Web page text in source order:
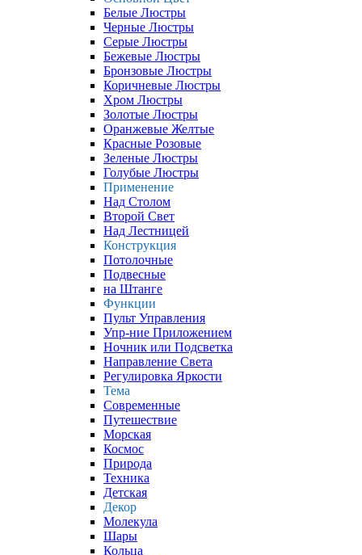
Белые Люстры
Черные Люстры
Серые Люстры
Бежевые Люстры
Бронзовые Люстры
Коричневые Люстры
Хром Люстры
Золотые Люстры
Оранжевые Желтые
Красные Розовые
Зеленые Люстры
Голубые Люстры
Применение
Над Столом
Второй Свет
Над Лестницей
Конструкция
Потолочные
Подвесные
на Штанге
Функции
Пульт Управления
Упр-ние Приложением
Ночник или Подсветка
Направление Света
Регулировка Яркости
Тема
Современные
Путешествие
Морская
Космос
Природа
Техника
Детская
Декор
Молекула
Шары
Кольца